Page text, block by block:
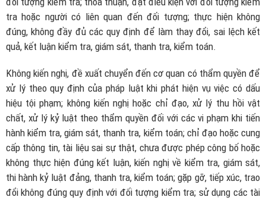
tra hoặc người có liên quan đến đối tượng; thực hiện không
đúng, không đầy đủ các quy định để làm thay đổi, sai lệch kết
quả, kết luận kiểm tra, giám sát, thanh tra, kiểm toán.
Không kiến nghị, đề xuất chuyển đến cơ quan có thẩm quyền để
xử lý theo quy định của pháp luật khi phát hiện vụ việc có dấu
hiệu tội phạm; không kiến nghị hoặc chỉ đạo, xử lý thu hồi vật
chất, xử lý kỷ luật theo thẩm quyền đối với các vi phạm khi tiến
hành kiểm tra, giám sát, thanh tra, kiểm toán; chỉ đạo hoặc cung
cấp thông tin, tài liệu sai sự thật, chưa được phép công bố hoặc
không thực hiện đúng kết luận, kiến nghị về kiểm tra, giám sát,
thi hành kỷ luật đảng, thanh tra, kiểm toán; gặp gỡ, tiếp xúc, trao
đổi không đúng quy định với đối tượng kiểm tra; sử dụng các tài